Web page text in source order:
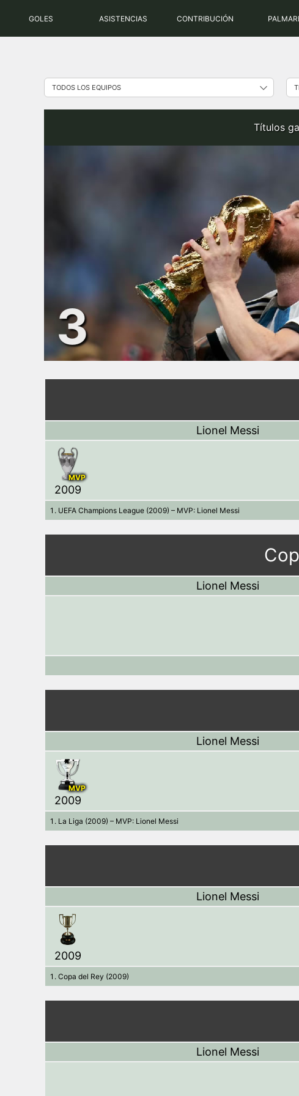
GOLES ASISTENCIAS CONTRIBUCIÓN
Títulos
3
Lionel Messi
MVP
2009
UEFA Champions League (2009) – MVP: Lionel Messi
Lionel Messi
Lionel Messi
MVP
2009
La Liga (2009) – MVP: Lionel Messi
Lionel Messi
2009
Copa del Rey (2009)
Lionel Messi